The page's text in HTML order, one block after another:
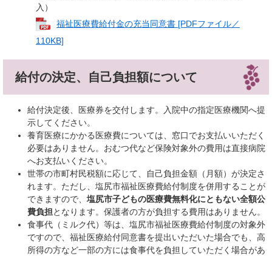
入）
福祉医療費給付金の充当同意書 [PDFファイル／
110KB]
給付の決定、自己負担額について
給付決定後、医療券を交付します。入院中の指定医療機関へ提
示してください。
養育医療にかかる医療費については、窓口でお支払いいただく
必要はありません。おむつ代など保険対象外の費用は直接病院
へお支払いください。
世帯の市町村民税額に応じて、自己負担金額（月額）が決定さ
れます。ただし、塩尻市福祉医療費給付制度を併用することが
できますので、 塩尻市子どもの医療費無料化にともない全額公
費負担となります。保護者の方が負担する費用はありません。
​食事代（ミルク代）等は、塩尻市福祉医療費給付制度の対象外
ですので、福祉医療給付同意書を提出いただいた場合でも、高
所得の方など一部の方には食事代を負担していただく場合があ